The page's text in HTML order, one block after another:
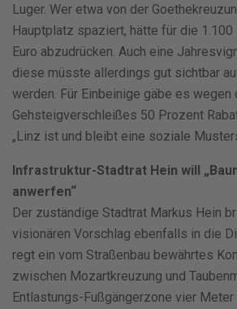
Luger. Wer etwa von der
Hauptplatz spaziert, hätte für die
Euro abzudrücken. Auch eine
diese müsste allerdings gut sichtbar
werden. Für Einbeinige gäbe es wegen
Gehsteigverschleißes 50 Prozent
„Linz ist und bleibt eine soziale
Infrastruktur-Stadtrat Hein will
anwerfen“
Der zuständige Stadtrat Markus Hein
visionären Vorschlag ebenfalls in die
regt ein vom Straßenbau bewährtes
zwischen Mozartkreuzung und
Entlastungs-Fußgängerzone vier Meter